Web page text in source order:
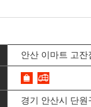
안산 이마트 고잔
경기 안산시 단